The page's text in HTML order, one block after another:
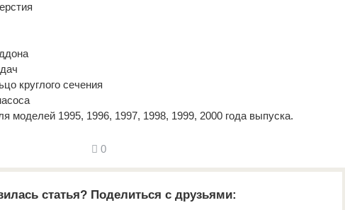
круглого сечения
моделей 1995, 1996, 1997, 1998, 1999, 2000 года выпуска.
0
статья? Поделиться с друзьями: